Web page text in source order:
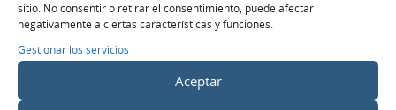
sitio. No consentir o retirar el consentimiento, puede afectar
negativamente a ciertas características y funciones.
Gestionar los servicios
Aceptar
contacto con nosotroso pásate por nuestras
oficinas en Paseo la Castellana, 123. Estaremos
encantados de invitarte a un café y charlar.